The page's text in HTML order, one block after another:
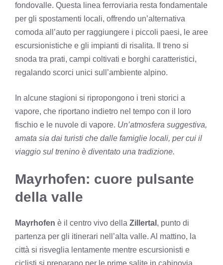
fondovalle. Questa linea ferroviaria resta fondamentale
per gli spostamenti locali, offrendo un’alternativa
comoda all’auto per raggiungere i piccoli paesi, le aree
escursionistiche e gli impianti di risalita. Il treno si
snoda tra prati, campi coltivati e borghi caratteristici,
regalando scorci unici sull’ambiente alpino.
In alcune stagioni si ripropongono i treni storici a
vapore, che riportano indietro nel tempo con il loro
fischio e le nuvole di vapore. Un’atmosfera suggestiva,
amata sia dai turisti che dalle famiglie locali, per cui il
viaggio sul trenino è diventato una tradizione.
Mayrhofen: cuore pulsante
della valle
Mayrhofen è il centro vivo della Zillertal , punto di
partenza per gli itinerari nell’alta valle. Al mattino, la
città si risveglia lentamente mentre escursionisti e
ciclisti si preparano per le prime salite in cabinovia